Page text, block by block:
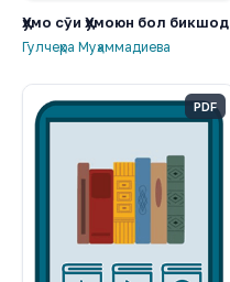
Ҳумо сӯи Ҳумоюн бол бикшод
Гулчеҳра Муҳаммадиева
PDF